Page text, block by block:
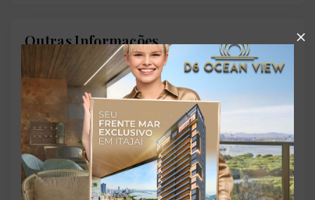
Outras Informações
Referência:
O-72209-112069
Perfil:
Residencial